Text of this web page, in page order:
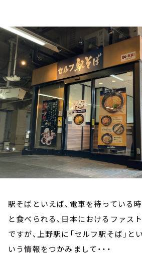
お知らせ
イベント・グッズ
YouTube
会社情報
駅そばといえば、電車を待っている
と食べられる、日本におけるファス
ですが、上野駅に「セルフ駅そば」と
いう情報をつかみまして・・・